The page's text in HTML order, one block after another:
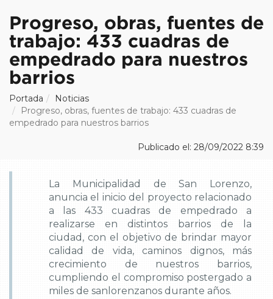
Progreso, obras, fuentes de
trabajo: 433 cuadras de
empedrado para nuestros
barrios
Portada
Noticias
Progreso, obras, fuentes de trabajo: 433 cuadras de
empedrado para nuestros barrios
Publicado el: 28/09/2022 8:39
La Municipalidad de San Lorenzo,
anuncia el inicio del proyecto relacionado
a las 433 cuadras de empedrado a
realizarse en distintos barrios de la
ciudad, con el objetivo de brindar mayor
calidad de vida, caminos dignos, más
crecimiento de nuestros barrios,
cumpliendo el compromiso postergado a
miles de sanlorenzanos durante años.